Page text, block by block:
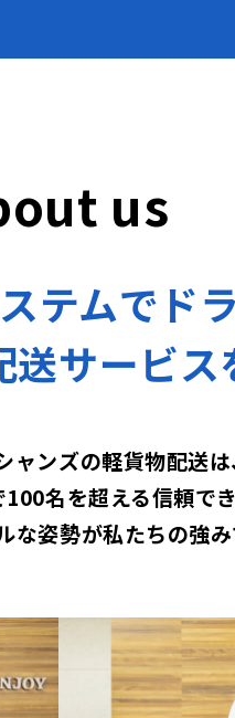
us
テムで ド
送サービス
ャンズの軽貨物配送は
名を超える信頼で
な姿勢が私たちの強み